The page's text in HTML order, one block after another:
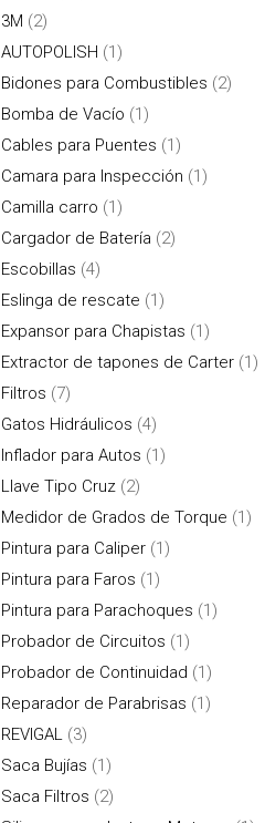
3M (2)
AUTOPOLISH (1)
Bidones para Combustibles (2)
Bomba de Vacío (1)
Cables para Puentes (1)
Camara para Inspección (1)
Camilla carro (1)
Cargador de Batería (2)
Escobillas (4)
Eslinga de rescate (1)
Expansor para Chapistas (1)
Extractor de tapones de Carter (1)
Filtros (7)
Gatos Hidráulicos (4)
Inflador para Autos (1)
Llave Tipo Cruz (2)
Medidor de Grados de Torque (1)
Pintura para Caliper (1)
Pintura para Faros (1)
Pintura para Parachoques (1)
Probador de Circuitos (1)
Probador de Continuidad (1)
Reparador de Parabrisas (1)
REVIGAL (3)
Saca Bujías (1)
Saca Filtros (2)